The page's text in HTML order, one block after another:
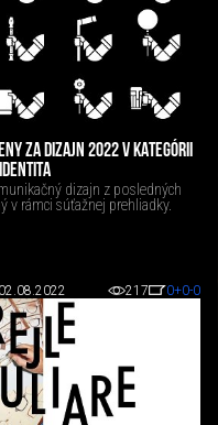
ZA DIZAJN 2022 V KATEGÓRII
IDENTITA
dizajn z posledných
v rámci súťažnej prehliadky.
217 0+0-0